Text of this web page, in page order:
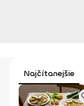
Najčítanejšie